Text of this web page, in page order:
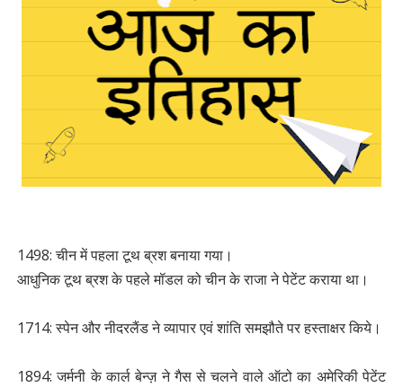
1498: चीन में पहला टूथ ब्रश बनाया गया।
आधुनिक टूथ ब्रश के पहले मॉडल को चीन के राजा ने पेटेंट कराया था।
1714: स्पेन और नीदरलैंड ने व्यापार एवं शांति समझौते पर हस्ताक्षर किये।
1894: जर्मनी के कार्ल बेन्ज़ ने गैस से चलने वाले ऑटो का अमेरिकी पेटेंट